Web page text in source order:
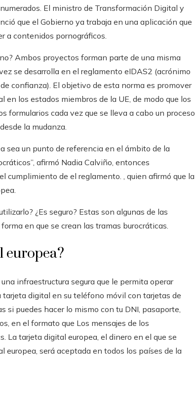
El ministro de Transformación Digital y
que el Gobierno ya trabaja en una aplicación que
a contenidos pornográficos.
Ambos proyectos forman parte de una misma
se desarrolla en el reglamento eIDAS2 (acrónimo
confianza). El objetivo de esta norma es promover
los estados miembros de la UE, de modo que los
formularios cada vez que se lleva a cabo un proceso
la mudanza.
sea un punto de referencia en el ámbito de la
afirmó Nadia Calviño, entonces
cumplimiento de el reglamento. , quien afirmó que la
¿Es seguro? Estas son algunas de las
en que se crean las tramas burocráticas.
europea?
infraestructura segura que le permita operar
digital en su teléfono móvil con tarjetas de
si puedes hacer lo mismo con tu DNI, pasaporte,
en el formato que Los mensajes de los
La tarjeta digital europea, el dinero en el que se
europea, será aceptada en todos los países de la